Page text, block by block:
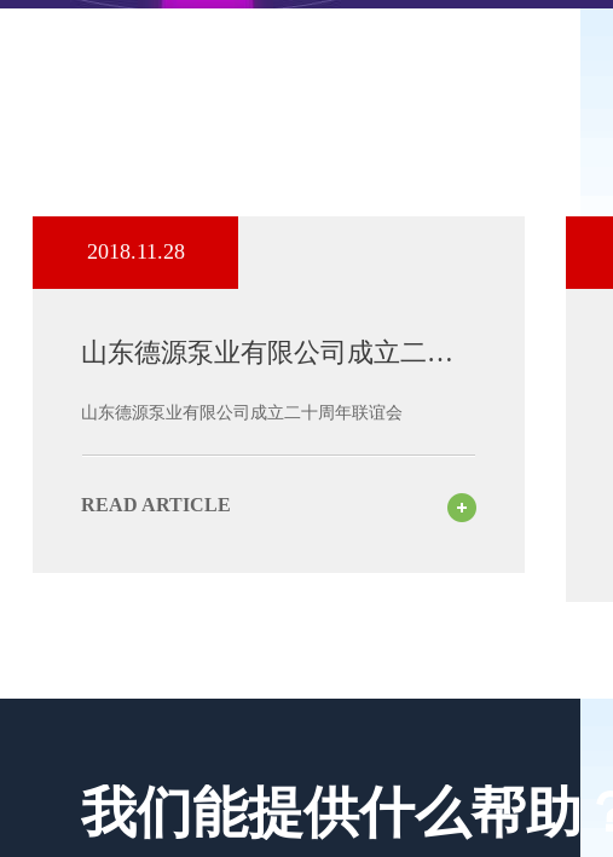
2018.11.28
山东德源泵业有限公司成立二十
山东德源泵业有限公司成立二十周年联谊会
READ ARTICLE
我们能提供什么帮助？